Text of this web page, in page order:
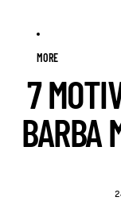
MORE
7
BARBA